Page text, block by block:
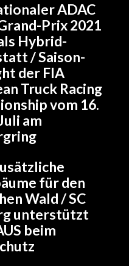
ADAC
Prix 2021
Hybrid-
/ Saison-
der FIA
Truck Racing
vom 16.
am
für den
Wald / SC
unterstützt
beim